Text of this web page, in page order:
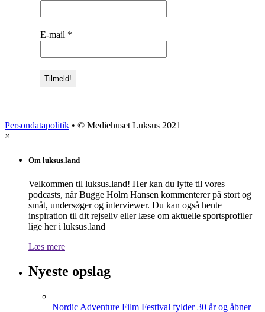
E-mail *
Persondatapolitik • © Mediehuset Luksus 2021
×
Om luksus.land
Velkommen til luksus.land! Her kan du lytte til vores
podcasts, når Bugge Holm Hansen kommenterer på stort og
småt, undersøger og interviewer. Du kan også hente
inspiration til dit rejseliv eller læse om aktuelle sportsprofiler
lige her i luksus.land
Læs mere
Nyeste opslag
Nordic Adventure Film Festival fylder 30 år og åbner